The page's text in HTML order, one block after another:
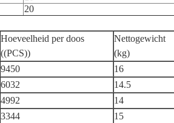
20
Hoeveelheid per doos
((PCS))
Nettogewicht
(kg)
9450
16
6032
14.5
4992
14
3344
15